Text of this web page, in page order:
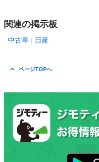
関連の掲示板
中古車 日産
ページTOPへ